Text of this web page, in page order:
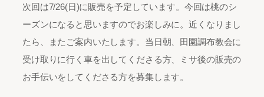
次回は7/26(日)に販売を予定しています。今回は桃のシ
ーズンになると思いますのでお楽しみに。近くなりまし
たら、またご案内いたします。当日朝、田園調布教会に
受け取りに行く車を出してくださる方、ミサ後の販売の
お手伝いをしてくださる方を募集します。